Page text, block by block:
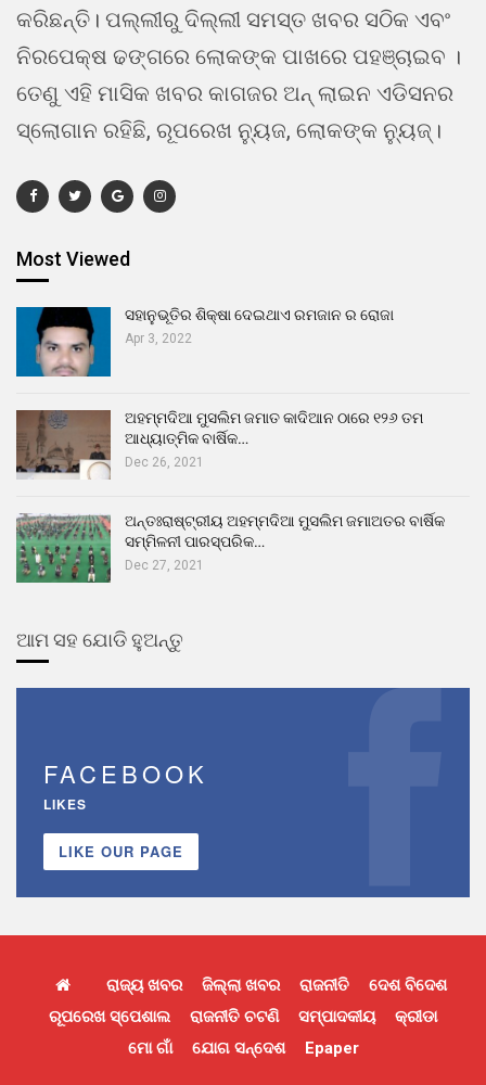
କରିଛନ୍ତି। ପଲ୍ଲୀରୁ ଦିଲ୍ଲୀ ସମସ୍ତ ଖବର ସଠିକ ଏବଂ
ନିରପେକ୍ଷ ଢଙ୍ଗରେ ଲୋକଙ୍କ ପାଖରେ ପହଞ୍ଚାଇବ ।
ତେଣୁ ଏହି ମାସିକ ଖବର କାଗଜର ଅନ୍ ଲାଇନ ଏଡିସନର
ସ୍ଲୋଗାନ ରହିଛି, ରୂପରେଖ ନ୍ୟୁଜ, ଲୋକଙ୍କ ନ୍ୟୁଜ୍।
Most Viewed
ସହାନୁଭୂତିର ଶିକ୍ଷା ଦେଇଥାଏ ରମଜାନ ର ରୋଜା
Apr 3, 2022
ଅହମ୍ମଦିଆ ମୁସଲିମ ଜମାତ କାଦିଆନ ଠାରେ ୧୨୬ ତମ
ଆଧ୍ୟାତ୍ମିକ ବାର୍ଷିକ…
Dec 26, 2021
ଅନ୍ତଃରାଷ୍ଟ୍ରୀୟ ଅହମ୍ମଦିଆ ମୁସଲିମ ଜମାଅତର ବାର୍ଷିକ
ସମ୍ମିଳନୀ ପାରସ୍ପରିକ…
Dec 27, 2021
ଆମ ସହ ଯୋଡି ହୁଅନ୍ତୁ
FACEBOOK
LIKES
LIKE OUR PAGE
ରାଜ୍ୟ ଖବର ଜିଲ୍ଲା ଖବର ରାଜନୀତି
ଦେଶ ବିଦେଶ
ରୂପରେଖ ସ୍ପେଶାଲ
ରାଜନୀତି ଚଟଣି ସମ୍ପାଦକୀୟ
କ୍ରୀଡା
ମୋ ଗାଁ
ଯୋଗ ସନ୍ଦେଶ Epaper